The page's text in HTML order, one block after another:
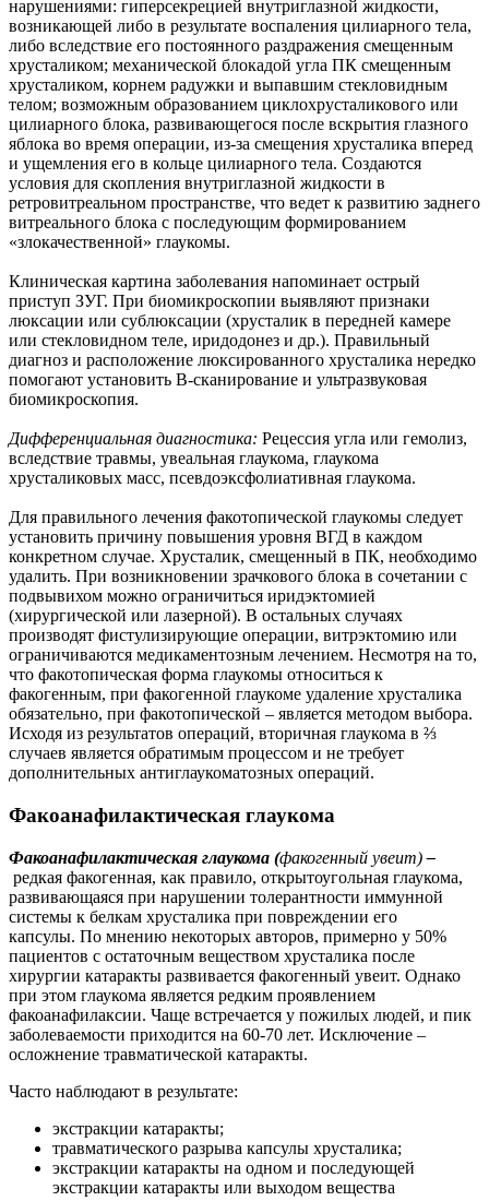
нарушениями: гиперсекрецией внутриглазной жидкости,
возникающей либо в результате воспаления цилиарного тела,
либо вследствие его постоянного раздражения смещенным
хрусталиком; механической блокадой угла ПК смещенным
хрусталиком, корнем радужки и выпавшим стекловидным
телом; возможным образованием циклохрусталикового или
цилиарного блока, развивающегося после вскрытия глазного
яблока во время операции, из-за смещения хрусталика вперед
и ущемления его в кольце цилиарного тела. Создаются
условия для скопления внутриглазной жидкости в
ретровитреальном пространстве, что ведет к развитию заднего
витреального блока с последующим формированием
«злокачественной» глаукомы.
Клиническая картина заболевания напоминает острый
приступ ЗУГ. При биомикроскопии выявляют признаки
люксации или сублюксации (хрусталик в передней камере
или стекловидном теле, иридодонез и др.). Правильный
диагноз и расположение люксированного хрусталика нередко
помогают установить В-сканирование и ультразвуковая
биомикроскопия.
Дифференциальная диагностика: Рецессия угла или гемолиз,
вследствие травмы, увеальная глаукома, глаукома
хрусталиковых масс, псевдоэксфолиативная глаукома.
Для правильного лечения факотопической глаукомы следует
установить причину повышения уровня ВГД в каждом
конкретном случае. Хрусталик, смещенный в ПК, необходимо
удалить. При возникновении зрачкового блока в сочетании с
подвывихом можно ограничиться иридэктомией
(хирургической или лазерной). В остальных случаях
производят фистулизирующие операции, витрэктомию или
ограничиваются медикаментозным лечением. Несмотря на то,
что факотопическая форма глаукомы относиться к
факогенным, при факогенной глаукоме удаление хрусталика
обязательно, при факотопической – является методом выбора.
Исходя из результатов операций, вторичная глаукома в ⅔
случаев является обратимым процессом и не требует
дополнительных антиглаукоматозных операций.
Факоанафилактическая глаукома
Факоанафилактическая глаукома (факогенный увеит)–
редкая факогенная, как правило, открытоугольная глаукома,
развивающаяся при нарушении толерантности иммунной
системы к белкам хрусталика при повреждении его
капсулы. По мнению некоторых авторов, примерно у 50%
пациентов с остаточным веществом хрусталика после
хирургии катаракты развивается факогенный увеит. Однако
при этом глаукома является редким проявлением
факоанафилаксии. Чаще встречается у пожилых людей, и пик
заболеваемости приходится на 60-70 лет. Исключение –
осложнение травматической катаракты.
Часто наблюдают в результате:
экстракции катаракты;
травматического разрыва капсулы хрусталика;
экстракции катаракты на одном и последующей
экстракции катаракты или выходом вещества